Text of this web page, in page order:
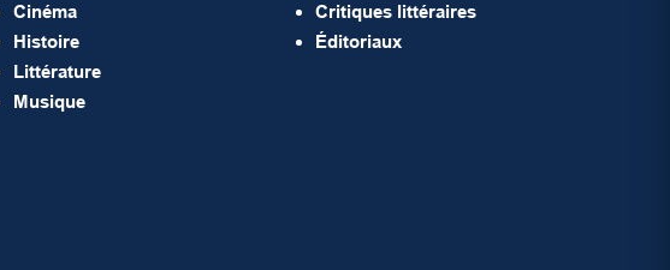
Cinéma
Histoire
Littérature
Musique
Critiques littéraires
Éditoriaux